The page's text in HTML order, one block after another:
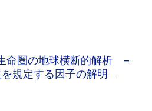
命圏の地球横断的解析 –
規定する因子の解明―